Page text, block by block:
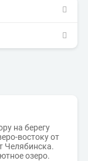
на берегу
востоку от
Челябинска.
озеро.